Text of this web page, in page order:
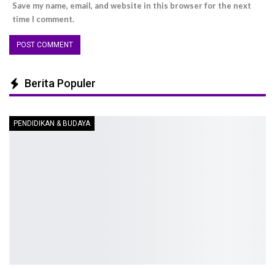
Save my name, email, and website in this browser for the next
time I comment.
Berita Populer
PENDIDIKAN & BUDAYA